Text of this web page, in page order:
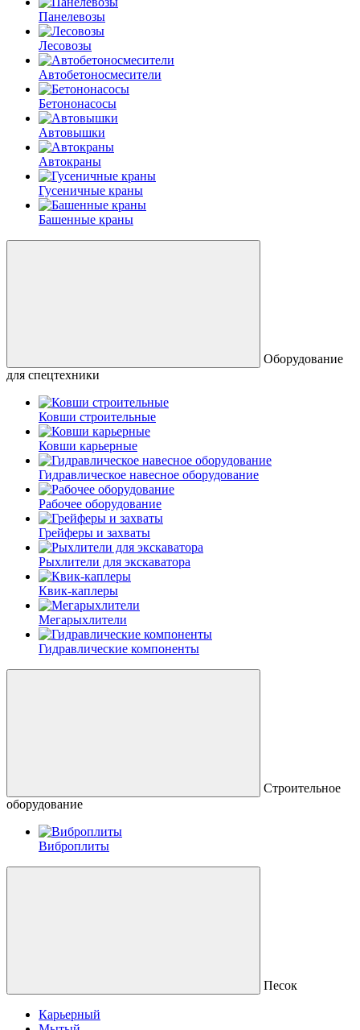
Панелевозы
Лесовозы
Автобетоно­смесители
Бетононасосы
Автовышки
Автокраны
Гусеничные краны
Башенные краны
Оборудование
для спецтехники
Ковши строительные
Ковши карьерные
Гидравлическое навесное оборудование
Рабочее оборудование
Грейферы и захваты
Рыхлители для экскаватора
Квик-каплеры
Мегарыхлители
Гидравлические компоненты
Строительное
оборудование
Виброплиты
Песок
Карьерный